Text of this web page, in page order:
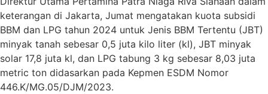
keterangan di Jakarta, Jumat mengatakan kuota subsidi
BBM dan LPG tahun 2024 untuk Jenis BBM Tertentu (JBT)
minyak tanah sebesar 0,5 juta kilo liter (kl), JBT minyak
solar 17,8 juta kl, dan LPG tabung 3 kg sebesar 8,03 juta
metric ton didasarkan pada Kepmen ESDM Nomor
446.K/MG.05/DJM/2023.